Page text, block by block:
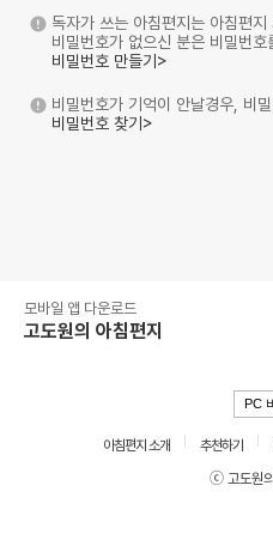
독자가 쓰는 아침편지는 아침편
비밀번호가 없으신 분은 비밀번
비밀번호 만들기>
비밀번호가 기억이 안날경우, 비
비밀번호 찾기>
모바일 앱 다운로드
고도원의 아침편지
PC
아침편지 소개 추천하기
ⓒ 고도원